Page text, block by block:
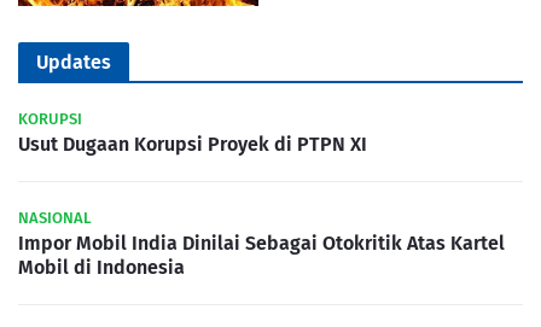
Updates
KORUPSI
Usut Dugaan Korupsi Proyek di PTPN XI
NASIONAL
Impor Mobil India Dinilai Sebagai Otokritik Atas Kartel
Mobil di Indonesia